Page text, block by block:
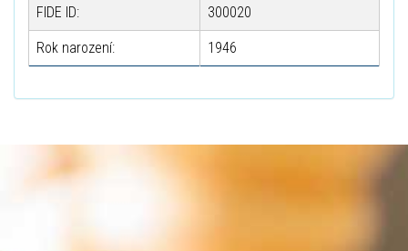
FIDE ID: 300020
Rok narození: 1946